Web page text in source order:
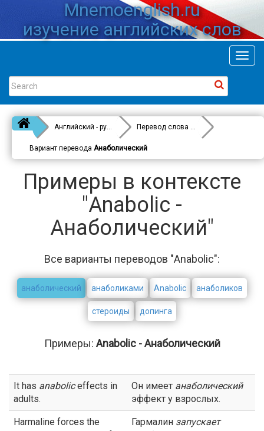
Mnemoenglish.ru
изучение английских слов
Английский - русский Перевод слова
Anabolic
Вариант перевода Анаболический
Примеры в контексте
"Anabolic -
Анаболический"
Все варианты переводов "Anabolic":
анаболический анаболиками Anabolic анаболиков
стероиды допинга
Примеры: Anabolic - Анаболический
It has anaboliceffects in
adults.
Он имеет анаболический
эффект у взрослых.
Harmaline forces the
Гармалин запускает